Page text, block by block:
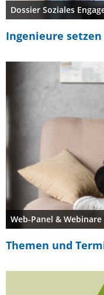
Dossier Soziales
Ingenieure
Web-Panel & Webinare
Themen und